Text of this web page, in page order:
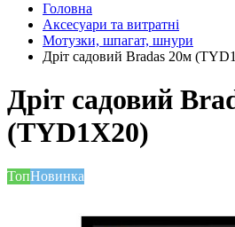
Головна
Аксесуари та витратні
Мотузки, шпагат, шнури
Дріт садовий Bradas 20м
Дріт садовий
(TYD1X20)
ТопНовинка